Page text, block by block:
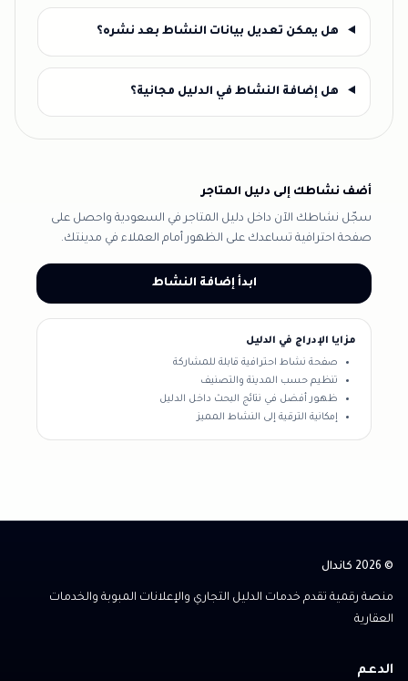
هل يمكن تعديل بيانات النشاط بعد نشره؟
هل إضافة النشاط في الدليل مجانية؟
أضف نشاطك إلى دليل المتاجر
سجّل نشاطك الآن داخل دليل المتاجر في السعودية واحصل على
صفحة احترافية تساعدك على الظهور أمام العملاء في مدينتك.
ابدأ إضافة النشاط
مزايا الإدراج في الدليل
صفحة نشاط احترافية قابلة للمشاركة
تنظيم حسب المدينة والتصنيف
ظهور أفضل في نتائج البحث داخل الدليل
إمكانية الترقية إلى النشاط المميز
© 2026 كاندال
منصة رقمية تقدم خدمات الدليل التجاري والإعلانات المبوبة والخدمات
العقارية
الدعم